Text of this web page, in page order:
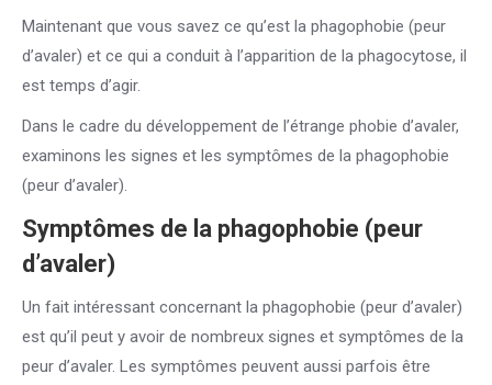
Maintenant que vous savez ce qu’est la phagophobie (peur
d’avaler) et ce qui a conduit à l’apparition de la phagocytose, il
est temps d’agir.
Dans le cadre du développement de l’étrange phobie d’avaler,
examinons les signes et les symptômes de la phagophobie
(peur d’avaler).
Symptômes de la phagophobie (peur
d’avaler)
Un fait intéressant concernant la phagophobie (peur d’avaler)
est qu’il peut y avoir de nombreux signes et symptômes de la
peur d’avaler. Les symptômes peuvent aussi parfois être